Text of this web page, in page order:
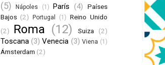
(5)
Nápoles (1) París (4)
Países
Bajos (2) Portugal (1) Reino Unido
(2)
Roma (12) Suiza (2)
Toscana (3) Venecia (3) Viena (1)
Ámsterdam (2)